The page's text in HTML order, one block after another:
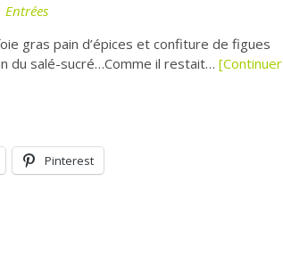
Entrées
gras pain d’épices et confiture de figues
du salé-sucré…Comme il restait… [Continuer
Pinterest